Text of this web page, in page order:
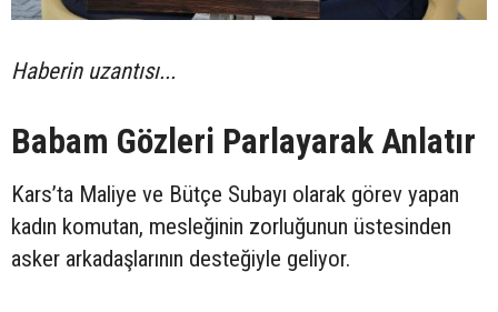
Haberin uzantısı...
Babam Gözleri Parlayarak Anlatır
Kars’ta Maliye ve Bütçe Subayı olarak görev yapan
kadın komutan, mesleğinin zorluğunun üstesinden
asker arkadaşlarının desteğiyle geliyor.